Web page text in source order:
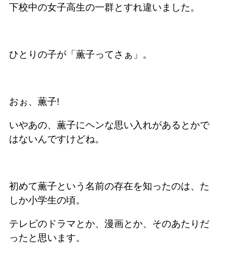
下校中の女子高生の一群とすれ違いました。
ひとりの子が「薫子ってさぁ」。
おぉ、薫子!
いやあの、薫子にヘンな思い入れがあるとかで
はないんですけどね。
初めて薫子という名前の存在を知ったのは、た
しか小学生の頃。
テレビのドラマとか、漫画とか、そのあたりだ
ったと思います。